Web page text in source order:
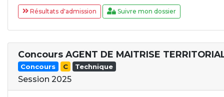
Résultats d'admission Suivre mon dossier
Concours AGENT DE MAITRISE
Concours C Technique
Session 2025